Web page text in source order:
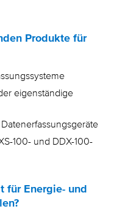
Produkte für
eigenständige
100- und DDX-100-
für Energie- und